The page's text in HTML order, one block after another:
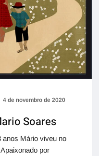
4 de novembro de 2020
Soares
anos Mário viveu no
por